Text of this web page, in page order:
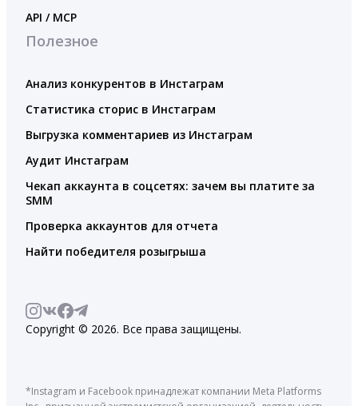
API / MCP
Полезное
Анализ конкурентов в Инстаграм
Статистика сторис в Инстаграм
Выгрузка комментариев из Инстаграм
Аудит Инстаграм
Чекап аккаунта в соцсетях: зачем вы платите за
SMM
Проверка аккаунтов для отчета
Найти победителя розыгрыша
Copyright © 2026. Все права защищены.
*Instagram и Facebook принадлежат компании Meta Platforms